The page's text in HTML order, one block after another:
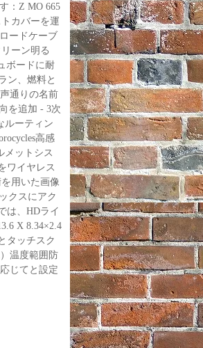
：Z MO 665
カバーを運
ードケーブ
ーン明る
ボードに耐
ン、燃料と
通りの名前
を追加 - 3次
ルーティン
高感
メットシス
ワイヤレス
用いた画像
クスにアク
は、HDライ
X 8.34×2.4
タッチスク
温度範囲防
じてと設定